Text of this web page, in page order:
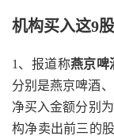
机构买入这9股
1、报道称燕京啤
分别是燕京啤酒
净买入金额分别
构净卖出前三的